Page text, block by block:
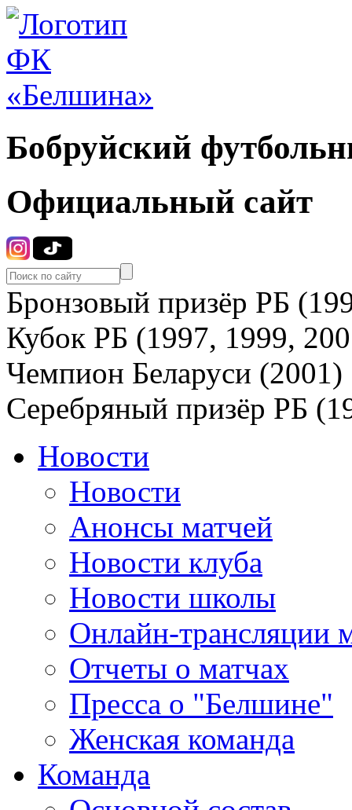
Бобруйский
Официальный сайт
Бронзовый призёр РБ
Кубок РБ (1997, 1999,
Чемпион Беларуси (2001)
Серебряный призёр РБ
Новости
Новости
Анонсы матчей
Новости клуба
Новости школы
Онлайн-трансляции
Отчеты о матчах
Пресса о "Белшине"
Женская команда
Команда